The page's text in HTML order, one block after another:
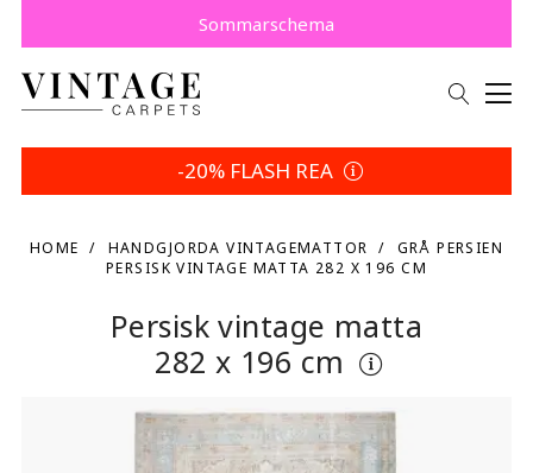
Spara 5 % | Dina returvillkor
Köp nu, betala senare med Klarna.
Sommarschema
-20% FLASH REA
HOME HANDGJORDA VINTAGEMATTOR
GRÅ PERSIEN
PERSISK VINTAGE MATTA 282 X 196 CM
Persisk vintage matta
282 x 196 cm